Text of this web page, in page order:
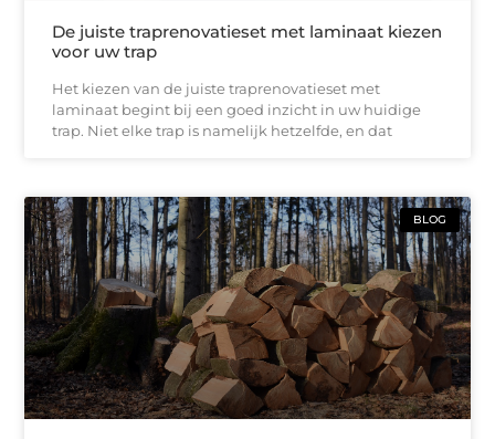
De juiste traprenovatieset met laminaat kiezen
voor uw trap
Het kiezen van de juiste traprenovatieset met
laminaat begint bij een goed inzicht in uw huidige
trap. Niet elke trap is namelijk hetzelfde, en dat
BLOG